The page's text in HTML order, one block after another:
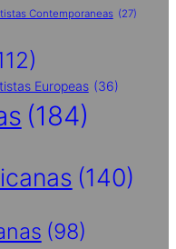
Contemporaneas (27)
Europeas (36)
(184)
(140)
(98)